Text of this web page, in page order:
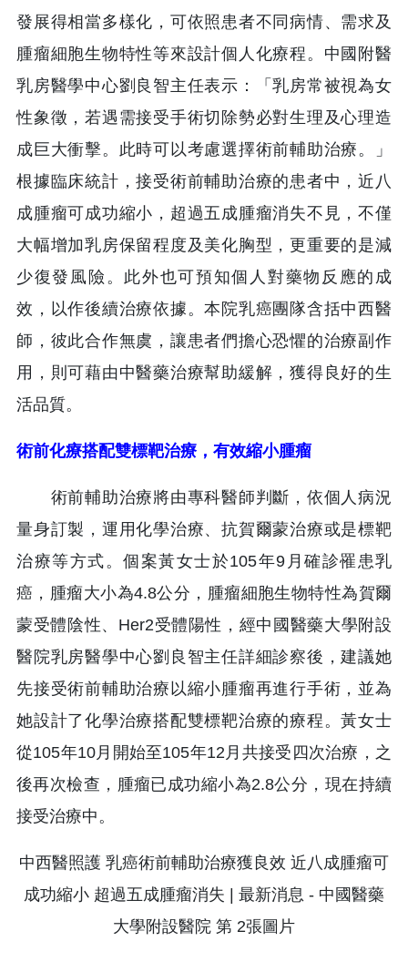
發展得相當多樣化，可依照患者不同病情、需求及
腫瘤細胞生物特性等來設計個人化療程。中國附醫
乳房醫學中心劉良智主任表示：「乳房常被視為女
性象徵，若遇需接受手術切除勢必對生理及心理造
成巨大衝擊。此時可以考慮選擇術前輔助治療。」
根據臨床統計，接受術前輔助治療的患者中，近八
成腫瘤可成功縮小，超過五成腫瘤消失不見，不僅
大幅增加乳房保留程度及美化胸型，更重要的是減
少復發風險。此外也可預知個人對藥物反應的成
效，以作後續治療依據。本院乳癌團隊含括中西醫
師，彼此合作無虞，讓患者們擔心恐懼的治療副作
用，則可藉由中醫藥治療幫助緩解，獲得良好的生
活品質。
術前化療搭配雙標靶治療，有效縮小腫瘤
術前輔助治療將由專科醫師判斷，依個人病況
量身訂製，運用化學治療、抗賀爾蒙治療或是標靶
治療等方式。個案黃女士於105年9月確診罹患乳
癌，腫瘤大小為4.8公分，腫瘤細胞生物特性為賀爾
蒙受體陰性、Her2受體陽性，經中國醫藥大學附設
醫院乳房醫學中心劉良智主任詳細診察後，建議她
先接受術前輔助治療以縮小腫瘤再進行手術，並為
她設計了化學治療搭配雙標靶治療的療程。黃女士
從105年10月開始至105年12月共接受四次治療，之
後再次檢查，腫瘤已成功縮小為2.8公分，現在持續
接受治療中。